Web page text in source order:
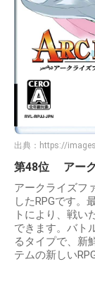
出典： https://
第48位 アーク
アークライズフ
したRPGです。
トにより、戦い
できます。バト
るタイプで、新
テムの新しい